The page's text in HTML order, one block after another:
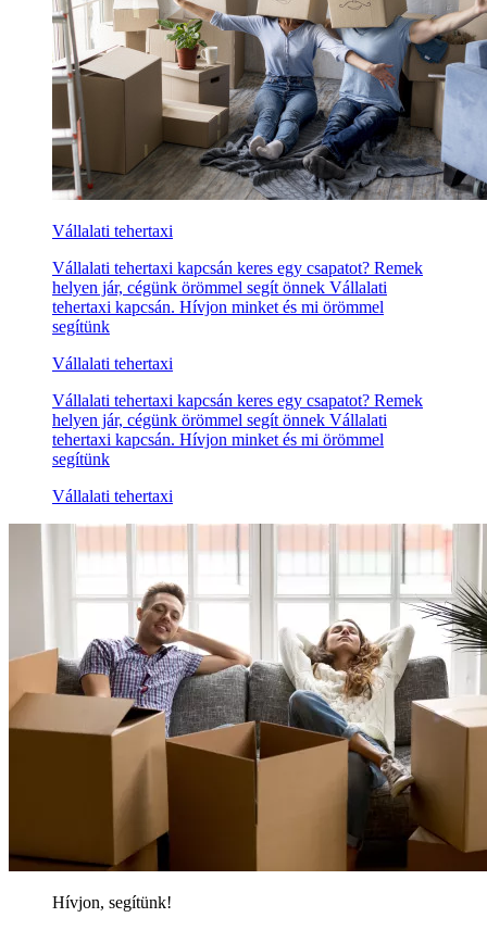
Vállalati tehertaxi
Vállalati tehertaxi kapcsán keres egy csapatot? Remek
helyen jár, cégünk örömmel segít önnek Vállalati
tehertaxi kapcsán. Hívjon minket és mi örömmel
segítünk
Vállalati tehertaxi
Vállalati tehertaxi kapcsán keres egy csapatot? Remek
helyen jár, cégünk örömmel segít önnek Vállalati
tehertaxi kapcsán. Hívjon minket és mi örömmel
segítünk
Vállalati tehertaxi
Hívjon, segítünk!